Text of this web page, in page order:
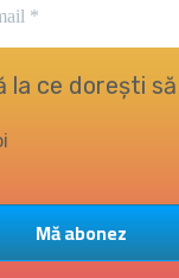
la ce dorești